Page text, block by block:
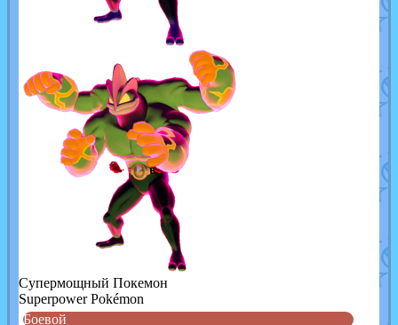
Cупермощный Покемон
Superpower Pokémon
Боевой